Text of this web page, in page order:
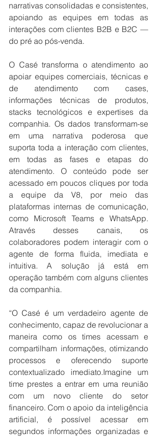
narrativas consolidadas e consistentes,
apoiando as equipes em todas as
interações com clientes B2B e B2C —
do pré ao pós-venda.
O Casé transforma o atendimento ao
apoiar equipes comerciais, técnicas e
de atendimento com cases,
informações técnicas de produtos,
stacks tecnológicos e expertises da
companhia. Os dados transformam-se
em uma narrativa poderosa que
suporta toda a interação com clientes,
em todas as fases e etapas do
atendimento. O conteúdo pode ser
acessado em poucos cliques por toda
a equipe da V8, por meio das
plataformas internas de comunicação,
como Microsoft Teams e WhatsApp.
Através desses canais, os
colaboradores podem interagir com o
agente de forma fluida, imediata e
intuitiva. A solução já está em
operação também com alguns clientes
da companhia.
“O Casé é um verdadeiro agente de
conhecimento, capaz de revolucionar a
maneira como os times acessam e
compartilham informações, otimizando
processos e oferecendo suporte
contextualizado imediato.Imagine um
time prestes a entrar em uma reunião
com um novo cliente do setor
financeiro. Com o apoio da inteligência
artificial, é possível acessar em
segundos informações organizadas e